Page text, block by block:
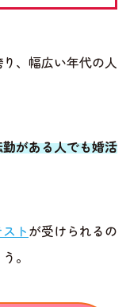
り、幅広い年代の人
がある人でも婚活
トが受けられるの
。